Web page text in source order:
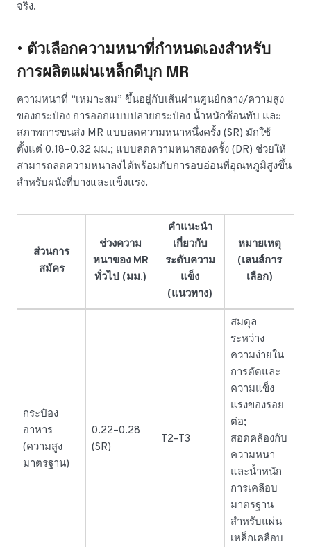
จริง.
• ตัวเลือกความหนาที่กำหนดเองสำหรับ
การผลิตแผ่นเหล็กดีบุก MR
ความหนาที่ “เหมาะสม” ขึ้นอยู่กับเส้นผ่านศูนย์กลาง/ความสูง
ของกระป๋อง การออกแบบปลายกระป๋อง น้ำหนักซ้อนทับ และ
สภาพการขนส่ง MR แบบลดความหนาหนึ่งครั้ง (SR) มักใช้
ตั้งแต่ 0.18–0.32 มม.; แบบลดความหนาสองครั้ง (DR) ช่วยให้
สามารถลดความหนาลงได้พร้อมกับการอบอ่อนที่อุณหภูมิสูงขึ้น
สำหรับผนังที่บางและแข็งแรง.
ส่วนการ
สมัคร
ช่วงความ
หนาของ MR
ทั่วไป (มม.)
คำแนะนำ
เกี่ยวกับ
ระดับความ
แข็ง
(แนวทาง)
หมายเหตุ
(เลนส์การ
เลือก)
กระป๋อง
อาหาร
(ความสูง
มาตรฐาน)
0.22–0.28
(SR)
T2–T3
สมดุล
ระหว่าง
ความง่ายใน
การตัดและ
ความแข็ง
แรงของรอย
ต่อ;
สอดคล้องกับ
ความหนา
และน้ำหนัก
การเคลือบ
มาตรฐาน
สำหรับแผ่น
เหล็กเคลือบ